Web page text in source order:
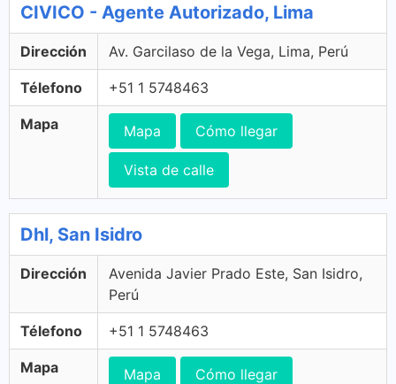
CIVICO - Agente Autorizado, Lima
Dirección Av. Garcilaso de la Vega, Lima, Perú
Télefono +51 1 5748463
Mapa Mapa Cómo llegar
Vista de calle
Dhl, San Isidro
Dirección
Avenida Javier Prado Este, San Isidro,
Perú
Télefono +51 1 5748463
Mapa Mapa Cómo llegar